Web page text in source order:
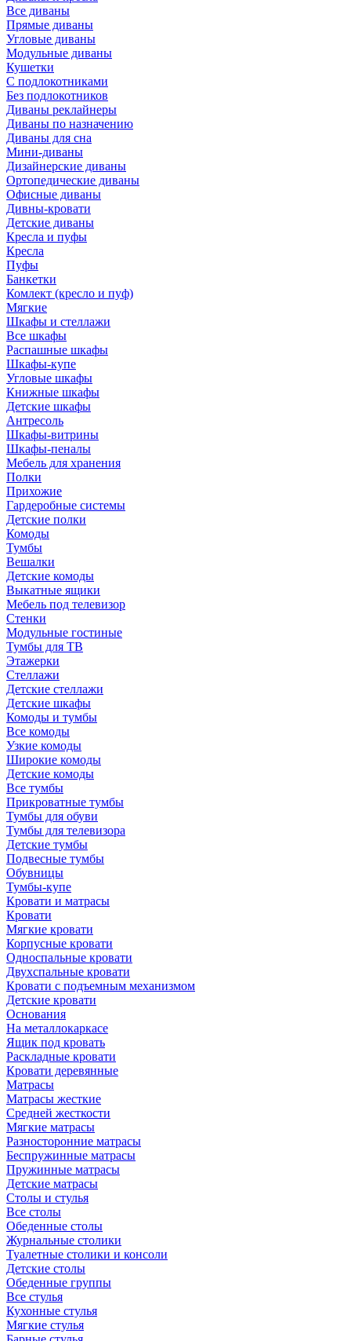
Все диваны
Прямые диваны
Угловые диваны
Модульные диваны
Кушетки
С подлокотниками
Без подлокотников
Диваны реклайнеры
Диваны по назначению
Диваны для сна
Мини-диваны
Дизайнерские диваны
Ортопедические диваны
Офисные диваны
Дивны-кровати
Детские диваны
Кресла и пуфы
Кресла
Пуфы
Банкетки
Комлект (кресло и пуф)
Мягкие
Шкафы и стеллажи
Все шкафы
Распашные шкафы
Шкафы-купе
Угловые шкафы
Книжные шкафы
Детские шкафы
Антресоль
Шкафы-витрины
Шкафы-пеналы
Мебель для хранения
Полки
Прихожие
Гардеробные системы
Детские полки
Комоды
Тумбы
Вешалки
Детские комоды
Выкатные ящики
Мебель под телевизор
Стенки
Модульные гостиные
Тумбы для ТВ
Этажерки
Стеллажи
Детские стеллажи
Детские шкафы
Комоды и тумбы
Все комоды
Узкие комоды
Широкие комоды
Детские комоды
Все тумбы
Прикроватные тумбы
Тумбы для обуви
Тумбы для телевизора
Детские тумбы
Подвесные тумбы
Обувницы
Тумбы-купе
Кровати и матрасы
Кровати
Мягкие кровати
Корпусные кровати
Односпальные кровати
Двухспальные кровати
Кровати с подъемным механизмом
Детские кровати
Основания
На металлокаркасе
Ящик под кровать
Раскладные кровати
Кровати деревянные
Матрасы
Матрасы жесткие
Средней жесткости
Мягкие матрасы
Разносторонние матрасы
Беспружинные матрасы
Пружинные матрасы
Детские матрасы
Столы и стулья
Все столы
Обеденные столы
Журнальные столики
Туалетные столики и консоли
Детские столы
Обеденные группы
Все стулья
Кухонные стулья
Мягкие стулья